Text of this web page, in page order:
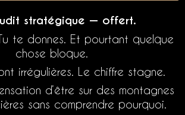
stratégique — offert.
te donnes. Et pourtant quelque
chose bloque.
irrégulières. Le chiffre stagne.
d’être sur des montagnes
sans comprendre pourquoi.